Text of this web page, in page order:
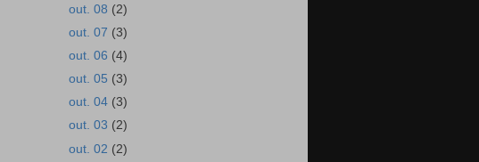
out. 08 (2)
out. 07 (3)
out. 06 (4)
out. 05 (3)
out. 04 (3)
out. 03 (2)
out. 02 (2)